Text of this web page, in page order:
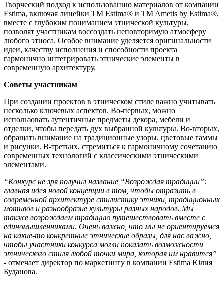
Творческий подход к использованию материалов от компании
Estima, включая линейки TM Estima® и TM Ametis by Estima®,
вместе с глубоким пониманием этнической культуры,
позволят участникам воссоздать неповторимую атмосферу
любого этноса. Особое внимание уделяется оригинальности
идеи, качеству исполнения и способности проекта
гармонично интегрировать этнические элементы в
современную архитектуру.
Советы участникам
При создании проектов в этническом стиле важно учитывать
несколько ключевых аспектов. Во-первых, можно
использовать аутентичные предметы декора, мебели и
отделки, чтобы передать дух выбранной культуры. Во-вторых,
обращать внимание на традиционные узоры, цветовые гаммы
и рисунки. В-третьих, стремиться к гармоничному сочетанию
современных технологий с классическими этническими
элементами.
“Конкурс не зря получил название “Возрождая традиции”:
главная идея новой концепции в том, чтобы отразить в
современной архитектуре стилистику этники, традиционных
мотивов и разнообразие культуры разных народов. Мы
также возрождаем традицию путешествовать вместе с
единомышленниками. Очень важно, что мы не ориентируемся
на какие-то конкретные этнические образы, для нас важно,
чтобы участники конкурса могли показать возможности
этнического стиля любой точки мира, которая им нравится”
- отмечает директор по маркетингу в компании Estima Юлия
Буданова.